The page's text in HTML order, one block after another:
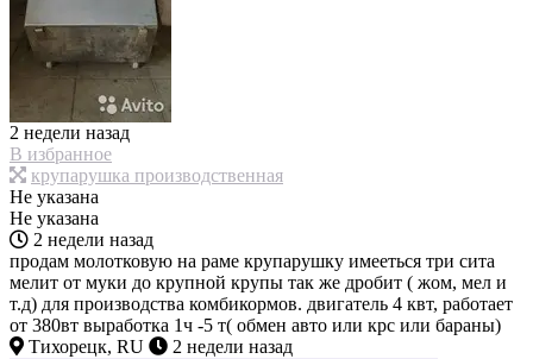
2 недели назад
В избранное
крупарушка производственная
Не указана
Не указана
2 недели назад
продам молотковую на раме крупарушку имееться три сита
мелит от муки до крупной крупы так же дробит ( жом, мел и
т.д) для производства комбикормов. двигатель 4 квт, работает
от 380вт выработка 1ч -5 т( обмен авто или крс или бараны)
Тихорецк, RU
2 недели назад